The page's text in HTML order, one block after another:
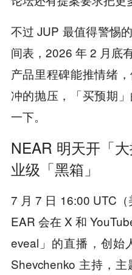
不过 JUP 最值得警惕
间表，2026 年 2 月底
产品里程碑能推情绪
冲的抛压，「买预期
一下。
NEAR 明天开「
业级「黑箱」
7 月 7 日 16:00 UTC
EAR 会在 X 和
eveal」的直播，创始
Shevchenko 主持，